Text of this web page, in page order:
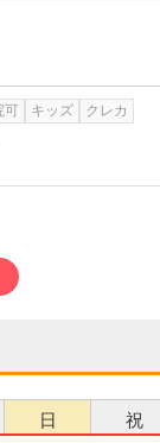
可 キッズ
クレカ
日 祝